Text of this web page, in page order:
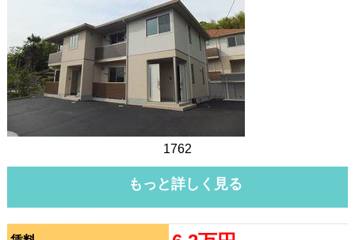
1762
もっと詳しく見る